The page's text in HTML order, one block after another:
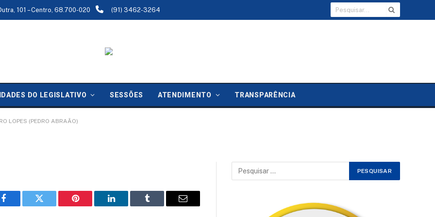
101 – Centro, 68.700-020 (91) 3462-3264
DO LEGISLATIVO SESSÕES ATENDIMENTO TRANSPARÊNCIA
LOPES (PEDRO ABRAÃO)
26 de fevereiro de 2026
Facebook Twitter Pinterest LinkedIn Tumblr Email